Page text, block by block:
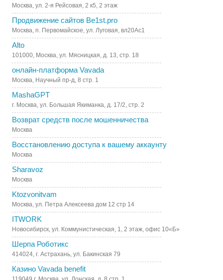
Москва, ул. 2-я Рейсовая, 2 к5, 2 этаж
Продвижение сайтов Be1st.pro
Москва, п. Первомайское, ул. Луговая, вл20Ас1
Alto
101000, Москва, ул. Мясницкая, д. 13, стр. 18
онлайн-платформа Vavada
Москва, Научный пр-д, 8 стр. 1
MashaGPT
г. Москва, ул. Большая Якиманка, д. 17/2, стр. 2
Возврат средств после мошенничества
Москва
Восстановлению доступа к вашему аккаунту
Москва
Sharavoz
Москва
Ktozvonitvam
Москва, ул. Петра Алексеева дом 12 стр 14
ITWORK
Новосибирск, ул. Коммунистическая, 1, 2 этаж, офис 10«Б»
Шерпа Роботикс
414024, г. Астрахань, ул. Бакинская 79
Казино Vavada benefit